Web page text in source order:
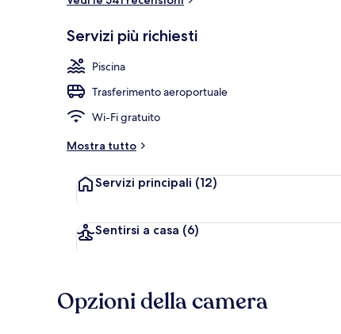
Servizi più richiesti
Piscina
Trasferimento aeroportuale
Wi-Fi gratuito
Mostra tutto
Servizi principali (12)
Sentirsi a casa (6)
Opzioni della camera